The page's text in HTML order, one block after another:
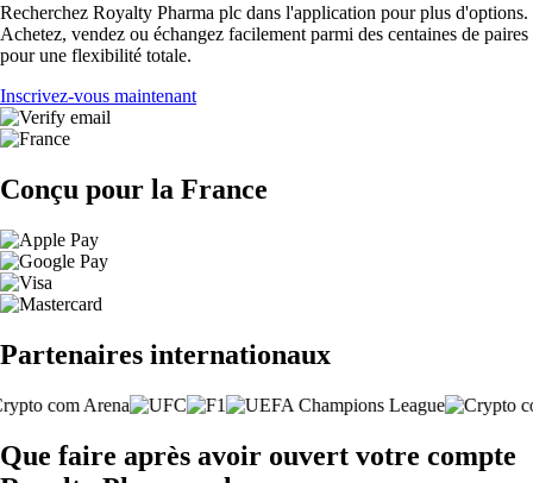
Recherchez Royalty Pharma plc dans l'application pour plus d'options.
Achetez, vendez ou échangez facilement parmi des centaines de paires
pour une flexibilité totale.
Inscrivez-vous maintenant
Conçu pour la France
Partenaires internationaux
Que faire après avoir ouvert votre compte